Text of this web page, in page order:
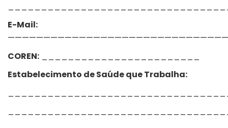
E-Mail:
COREN:
Estabelecimento de Saúde que Trabalha: